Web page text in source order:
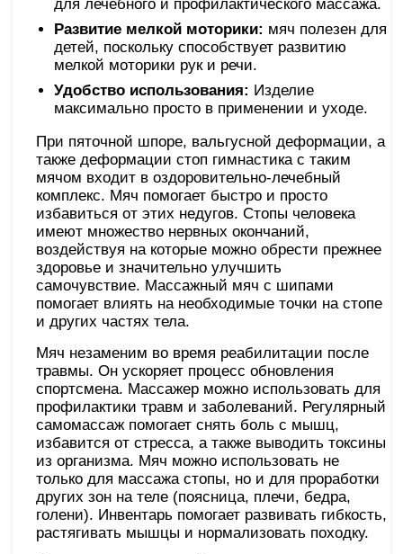
для лечебного и профилактического массажа.
Развитие мелкой моторики: мяч полезен для
детей, поскольку способствует развитию
мелкой моторики рук и речи.
Удобство использования: Изделие
максимально просто в применении и уходе.
При пяточной шпоре, вальгусной деформации, а
также деформации стоп гимнастика с таким
мячом входит в оздоровительно-лечебный
комплекс. Мяч помогает быстро и просто
избавиться от этих недугов. Стопы человека
имеют множество нервных окончаний,
воздействуя на которые можно обрести прежнее
здоровье и значительно улучшить
самочувствие. Массажный мяч с шипами
помогает влиять на необходимые точки на стопе
и других частях тела.
Мяч незаменим во время реабилитации после
травмы. Он ускоряет процесс обновления
спортсмена. Массажер можно использовать для
профилактики травм и заболеваний. Регулярный
самомассаж помогает снять боль с мышц,
избавится от стресса, а также выводить токсины
из организма. Мяч можно использовать не
только для массажа стопы, но и для проработки
других зон на теле (поясница, плечи, бедра,
голени). Инвентарь помогает развивать гибкость,
растягивать мышцы и нормализовать походку.